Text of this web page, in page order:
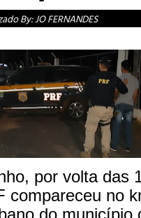
By:JO FERNANDES
por volta das
compareceu no
do município